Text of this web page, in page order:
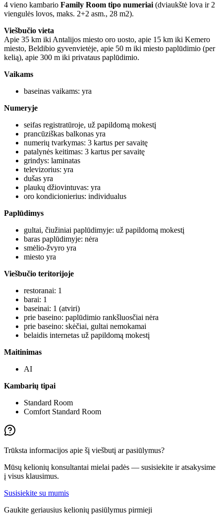
4 vieno kambario Family Room tipo numeriai (dviaukštė lova ir 2
viengulės lovos, maks. 2+2 asm., 28 m2).
Viešbučio vieta
Apie 35 km iki Antalijos miesto oro uosto, apie 15 km iki Kemero
miesto, Beldibio gyvenvietėje, apie 50 m iki miesto paplūdimio (per
kelią), apie 300 m iki privataus paplūdimio.
Vaikams
baseinas vaikams: yra
Numeryje
seifas registratūroje, už papildomą mokestį
prancūziškas balkonas yra
numerių tvarkymas: 3 kartus per savaitę
patalynės keitimas: 3 kartus per savaitę
grindys: laminatas
televizorius: yra
dušas yra
plaukų džiovintuvas: yra
oro kondicionierius: individualus
Paplūdimys
gultai, čiužiniai paplūdimyje: už papildomą mokestį
baras paplūdimyje: nėra
smėlio-žvyro yra
miesto yra
Viešbučio teritorijoje
restoranai: 1
barai: 1
baseinai: 1 (atviri)
prie baseino: paplūdimio rankšluosčiai nėra
prie baseino: skėčiai, gultai nemokamai
belaidis internetas už papildomą mokestį
Maitinimas
AI
Kambarių tipai
Standard Room
Comfort Standard Room
Trūksta informacijos apie šį viešbutį ar pasiūlymus?
Mūsų kelionių konsultantai mielai padės — susisiekite ir atsakysime
į visus klausimus.
Susisiekite su mumis
Gaukite geriausius kelionių pasiūlymus pirmieji